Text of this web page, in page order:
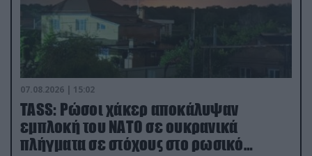
07.08.2026 | 15:02
TASS: Ρώσοι χάκερ αποκάλυψαν
εμπλοκή του ΝΑΤΟ σε ουκρανικά
πλήγματα σε στόχους στο ρωσικό